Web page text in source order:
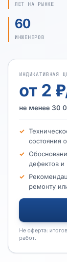
ЛЕТ НА РЫНКЕ
60
ИНЖЕНЕРОВ
ИНДИКАТИВНАЯ
от 2
не менее 30
состояния
дефектов
ремонту
Не оферта:
работ.